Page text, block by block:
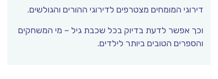
דירוגי המומחים מצטרפים לדירוגי ההורים והגולשים.
וכך אפשר לדעת בדיוק בכל שכבת גיל – מי המשחקים
והספרים הטובים ביותר לילדים.